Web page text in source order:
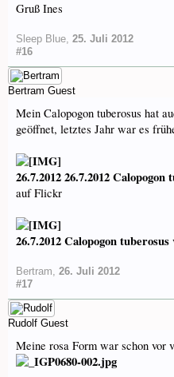
Gruß Ines
Sleep Blue, 25. Juli 2012
#16
Bertram Guest
Mein Calopogon tuberosus hat
geöffnet, letztes Jahr war es
26.7.2012 26.7.2012 Calopogon
auf Flickr
26.7.2012 Calopogon tuberosus
Bertram, 26. Juli 2012
#17
Rudolf Guest
Meine rosa Form war schon vor